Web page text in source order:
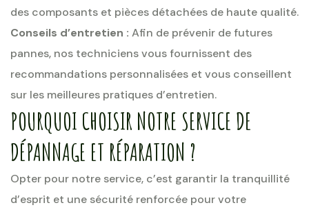
des composants et pièces détachées de haute qualité.
Conseils d’entretien : Afin de prévenir de futures
pannes, nos techniciens vous fournissent des
recommandations personnalisées et vous conseillent
sur les meilleures pratiques d’entretien.
POURQUOI CHOISIR NOTRE SERVICE DE
DÉPANNAGE ET RÉPARATION ?
Opter pour notre service, c’est garantir la tranquillité
d’esprit et une sécurité renforcée pour votre